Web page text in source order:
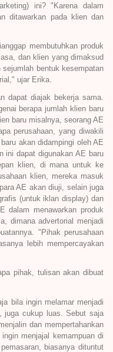
ini? "Karena dalam
ditawarkan pada klien dan
membutuhkan produk
dan klien yang dimaksud
bentuk kesempatan
ujar Erika.
dapat diajak bekerja sama.
berapa jumlah klien baru
baru misalnya, seorang AE
perusahaan, yang diwakili
akan didampingi oleh AE
ini dapat digunakan AE baru
klien, di mana untuk ke
klien, mereka masuk
AE akan diuji, selain juga
(untuk iklan display) dan
dalam menawarkan produk
dimana advertorial menjadi
"Pihak perusahaan
lebih mempercayakan
pihak, tulisan akan dibuat
bila ingin melamar menjadi
juga cukup luas. Sebut saja
dan mempertahankan
menjajal kemampuan di
biasanya dituntut